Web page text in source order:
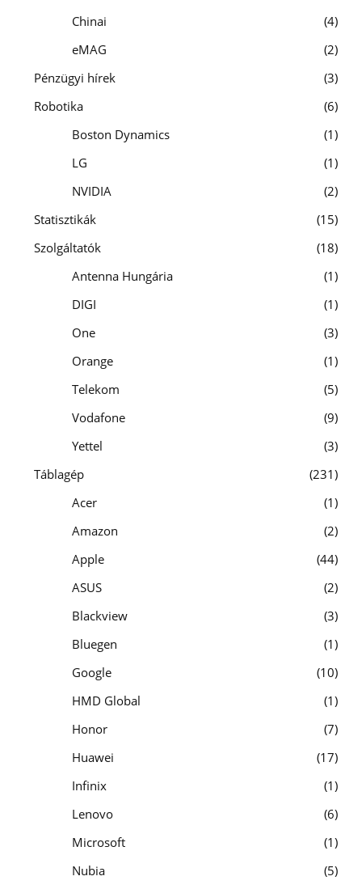
Chinai
4
eMAG
2
Pénzügyi hírek
3
Robotika
6
Boston Dynamics
1
LG
1
NVIDIA
2
Statisztikák
15
Szolgáltatók
18
Antenna Hungária
1
DIGI
1
One
3
Orange
1
Telekom
5
Vodafone
9
Yettel
3
Táblagép
231
Acer
1
Amazon
2
Apple
44
ASUS
2
Blackview
3
Bluegen
1
Google
10
HMD Global
1
Honor
7
Huawei
17
Infinix
1
Lenovo
6
Microsoft
1
Nubia
5